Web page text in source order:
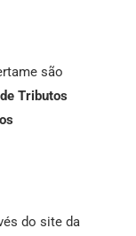
são
Tributos
do site da